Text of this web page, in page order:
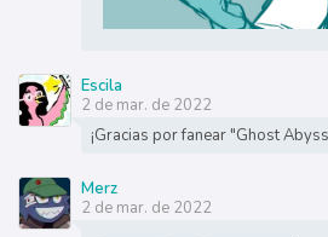
Escila
2 de mar. de 2022
¡Gracias por fanear "Ghost
Merz
2 de mar. de 2022